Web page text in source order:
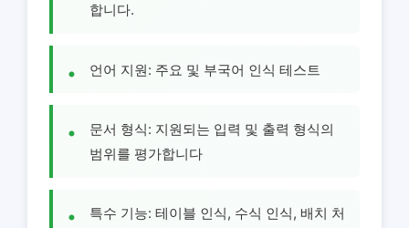
합니다.
언어 지원: 주요 및 부국어 인식 테스트
문서 형식: 지원되는 입력 및 출력 형식의
범위를 평가합니다
특수 기능: 테이블 인식, 수식 인식, 배치 처